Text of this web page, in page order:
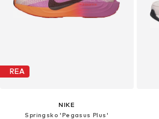
REA
NIKE
Springsko 'Pegasus Plus'